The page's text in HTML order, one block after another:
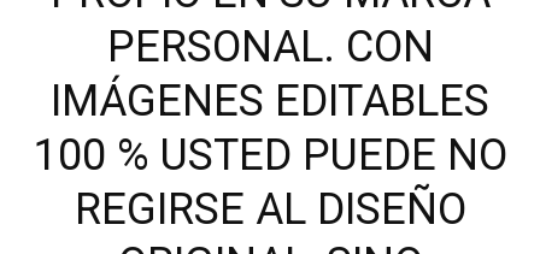
PERSONAL. CON
IMÁGENES EDITABLES
100 % USTED PUEDE NO
REGIRSE AL DISEÑO